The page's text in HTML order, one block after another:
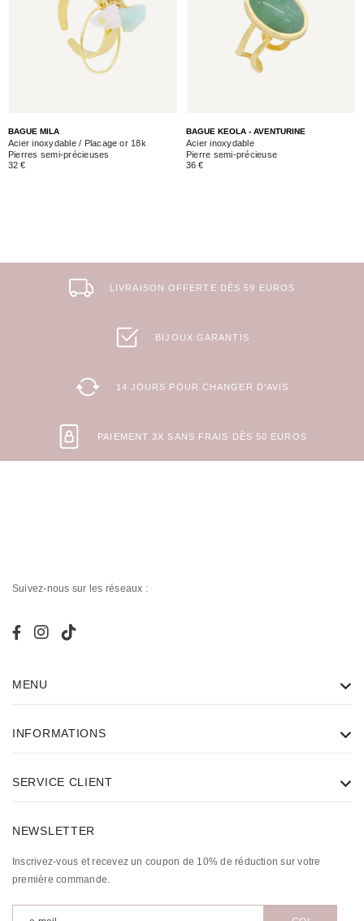
BAGUE MILA
Acier inoxydable / Placage or 18k
Pierres semi-précieuses
32 €
BAGUE KEOLA - AVENTURINE
Acier inoxydable
Pierre semi-précieuse
36 €
LIVRAISON OFFERTE DÈS 59 EUROS
BIJOUX GARANTIS
14 JOURS POUR CHANGER D'AVIS
PAIEMENT 3X SANS FRAIS DÈS 50 EUROS
Suivez-nous sur les réseaux :
MENU
INFORMATIONS
SERVICE CLIENT
NEWSLETTER
Inscrivez-vous et recevez un coupon de 10% de réduction sur votre
première commande.